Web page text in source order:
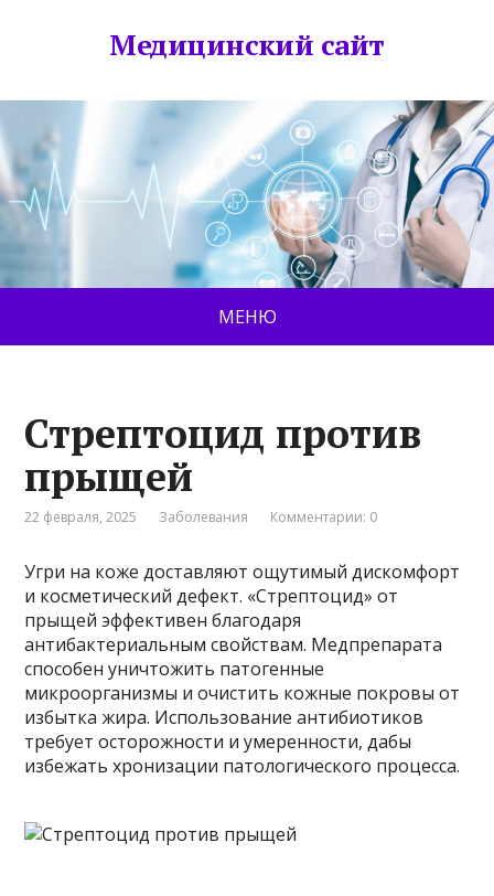
Медицинский сайт
МЕНЮ
Стрептоцид против
прыщей
22 февраля, 2025 Заболевания Комментарии: 0
Угри на коже доставляют ощутимый дискомфорт
и косметический дефект. «Стрептоцид» от
прыщей эффективен благодаря
антибактериальным свойствам. Медпрепарата
способен уничтожить патогенные
микроорганизмы и очистить кожные покровы от
избытка жира. Использование антибиотиков
требует осторожности и умеренности, дабы
избежать хронизации патологического процесса.